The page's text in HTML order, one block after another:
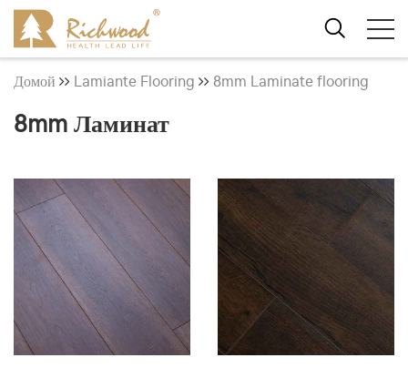
Домой Lamiante Flooring 8mm Laminate flooring
8mm Ламинат